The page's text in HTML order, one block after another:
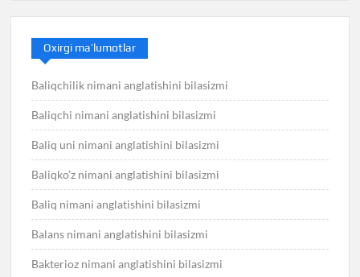
Oxirgi ma’lumotlar
Baliqchilik nimani anglatishini bilasizmi
Baliqchi nimani anglatishini bilasizmi
Baliq uni nimani anglatishini bilasizmi
Baliqko’z nimani anglatishini bilasizmi
Baliq nimani anglatishini bilasizmi
Balans nimani anglatishini bilasizmi
Bakterioz nimani anglatishini bilasizmi